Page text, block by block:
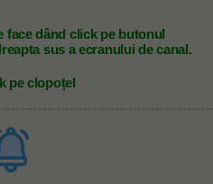
face dând click pe butonul
sus a ecranului de canal.
pe clopoțel